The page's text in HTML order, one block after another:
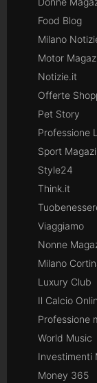
Food Blog
Milano
Motor
Notizie.it
Offerte
Pet Story
Professione
Sport
Style24
Think.it
Viaggiamo
Nonne
Milano
Luxury Club
Il Calcio
Professione
World Music
Investimenti
Money 365